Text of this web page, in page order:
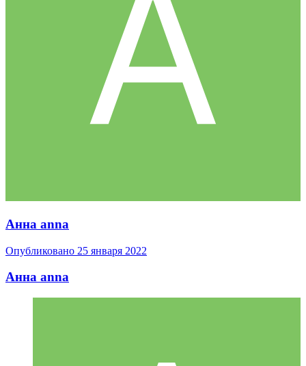
Анна anna
Опубликовано 25 января 2022
Анна anna